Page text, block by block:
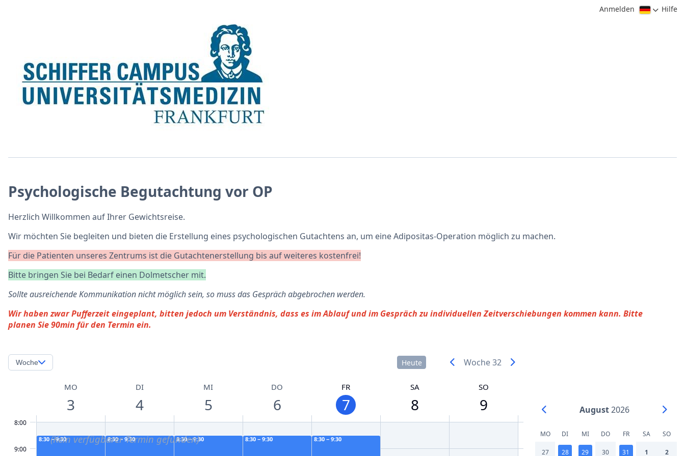
Anmelden Hilfe
Psychologische Begutachtung vor OP
Herzlich Willkommen auf Ihrer Gewichtsreise.
Wir möchten Sie begleiten und bieten die Erstellung eines psychologischen Gutachtens an, um eine Adipositas-Operation möglich zu machen.
Für die Patienten unseres Zentrums ist die Gutachtenerstellung bis auf weiteres kostenfrei!
Bitte bringen Sie bei Bedarf einen Dolmetscher mit.
Sollte ausreichende Kommunikation nicht möglich sein, so muss das Gespräch abgebrochen werden.
Wir haben zwar Pufferzeit eingeplant, bitten jedoch um Verständnis, dass es im Ablauf und im Gespräch zu individuellen Zeitverschiebungen kommen kann. Bitte
planen Sie 90min für den Termin ein.
August2026
MO DI MI DO FR SA SO
27 28 29 30 31 1 2
Woche 32
Heute
Woche
(Kein verfügbarer Termin gefunden)
MO
3
DI
4
MI
5
DO
6
FR
7
SA
8
SO
9
8:00
9:00
8:30 − 9:30 8:30 − 9:30 8:30 − 9:30 8:30 − 9:30 8:30 − 9:30